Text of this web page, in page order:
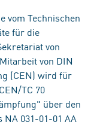
vom Technischen
für die
von
von DIN
(CEN) wird für
TC 70
über den
031-01-01 AA